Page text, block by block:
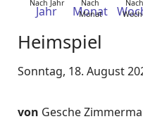
Nach Jahr
Nach
Monat
Nach
Heimspiel
Sonntag, 18. August
von Gesche